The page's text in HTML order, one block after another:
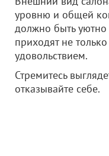
уровню и общей
должно быть
приходят не
удовольствием.
Стремитесь
отказывайте себе.